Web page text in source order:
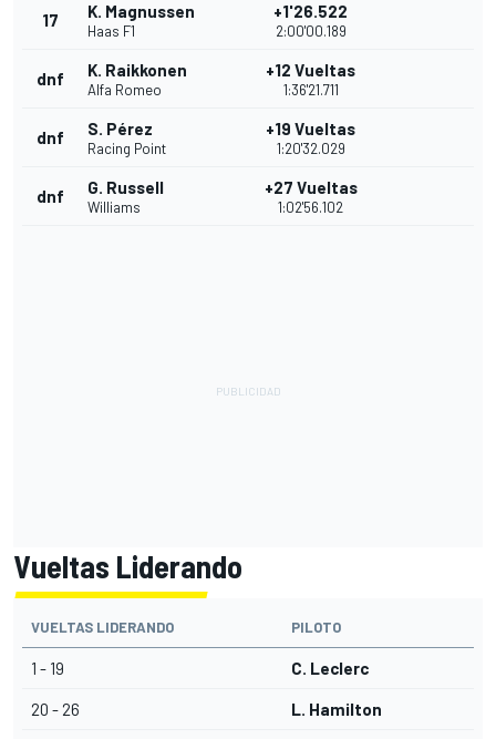
17 K. Magnussen
Haas F1
+1'26.522
2:00'00.189
dnf K. Raikkonen
Alfa Romeo
+12 Vueltas
1:36'21.711
dnf S. Pérez
Racing Point
+19 Vueltas
1:20'32.029
dnf G. Russell
Williams
+27 Vueltas
1:02'56.102
Vueltas Liderando
VUELTAS LIDERANDO PILOTO
1 - 19 C. Leclerc
20 - 26 L. Hamilton